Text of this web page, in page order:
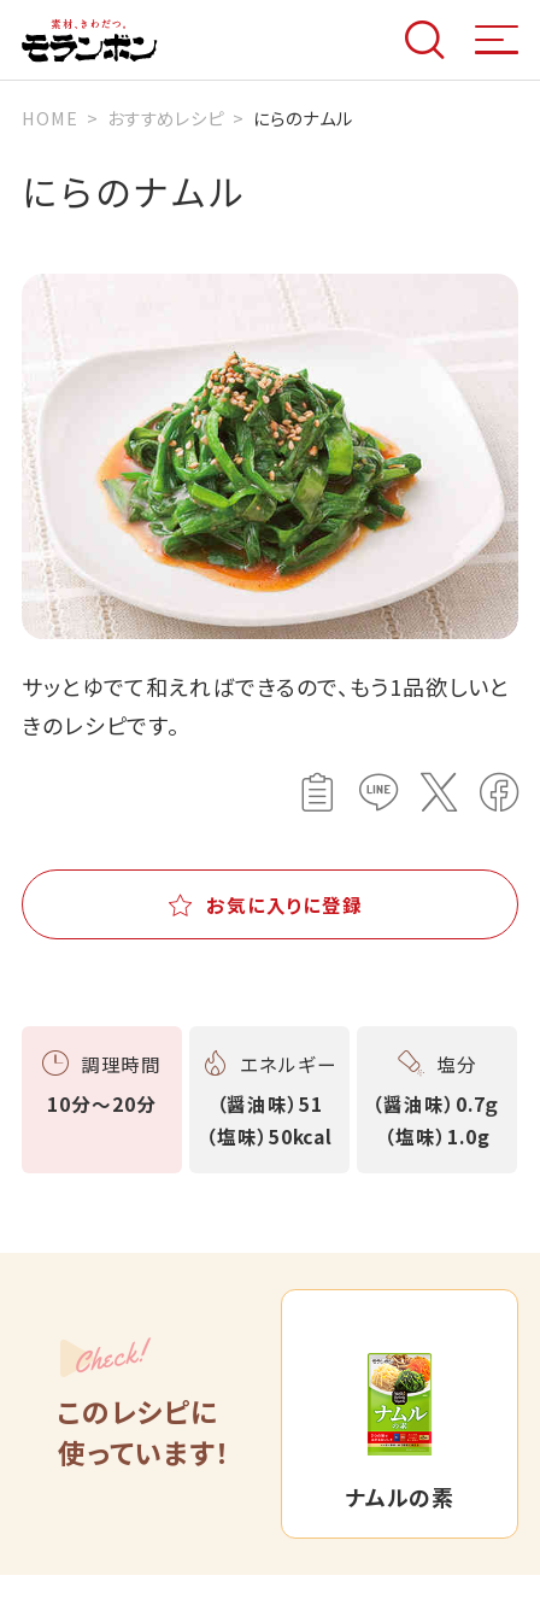
HOME おすすめレシピ にらのナムル
にらのナムル
サッとゆでて和えればできるので、もう1品欲しいと
きのレシピです。
お気に入りに登録
調理時間
10分～20分
エネルギー
（醤油味）51
（塩味）50kcal
塩分
（醤油味）0.7ｇ
（塩味）1.0g
Check!
このレシピに
使っています！
ナムルの素